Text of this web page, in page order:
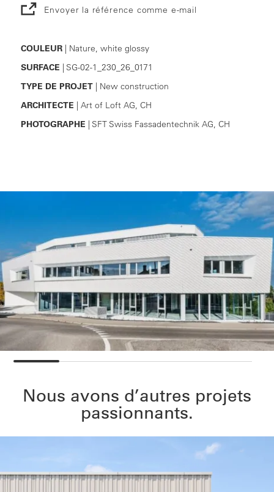
Envoyer la référence comme e-mail
COULEUR| Nature, white glossy
SURFACE | SG-02-1_230_26_0171
TYPE DE PROJET| New construction
ARCHITECTE | Art of Loft AG, CH
PHOTOGRAPHE | SFT Swiss Fassadentechnik AG, CH
Nous avons d’autres projets
passionnants.